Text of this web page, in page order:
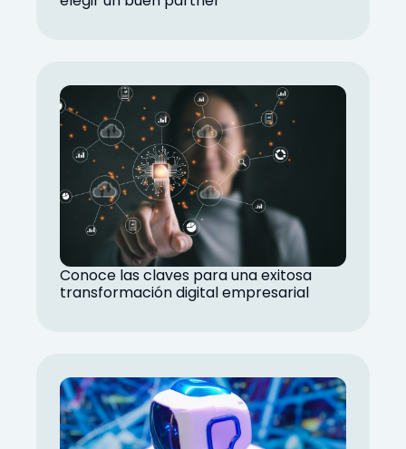
Conoce las claves para una exitosa
transformación digital empresarial